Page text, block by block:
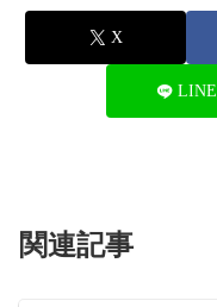
X
LINE
関連記事